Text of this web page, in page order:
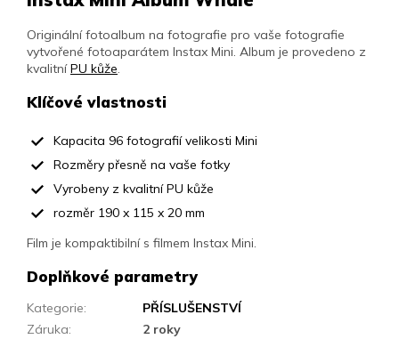
Originální fotoalbum na fotografie pro vaše fotografie
vytvořené fotoaparátem Instax Mini. Album je provedeno z
kvalitníPU kůže.
Klíčové vlastnosti
Kapacita 96 fotografií velikosti Mini
Rozměry přesně na vaše fotky
Vyrobeny z kvalitní PU kůže
rozměr 190 x 115 x 20 mm
Film je kompaktibilní s filmem Instax Mini.
Doplňkové parametry
Kategorie:
PŘÍSLUŠENSTVÍ
Záruka:
2 roky